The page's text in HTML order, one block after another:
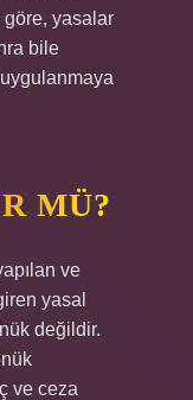
göre, yasalar
bile
MÜ?
ve
yasal
değildir.
ve ceza